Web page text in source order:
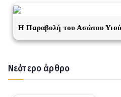
Η Παραβολή του Ασώτου
Νεότερο άρθρο